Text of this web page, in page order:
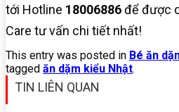
tới Hotline 18006886để được
Care tư vấn chi tiết nhất!
This entry was posted in Bé ăn
tagged ăn dặm kiểu Nhật.
TIN LIÊN QUAN